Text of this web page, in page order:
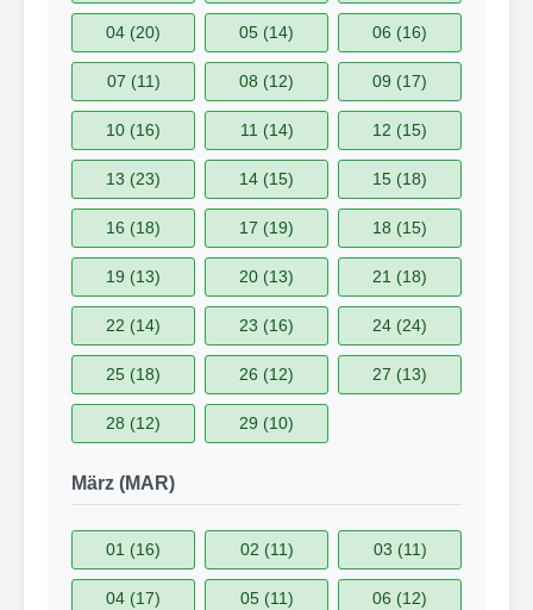
04 (20) 05 (14) 06 (16)
07 (11) 08 (12) 09 (17)
10 (16) 11 (14) 12 (15)
13 (23) 14 (15) 15 (18)
16 (18) 17 (19) 18 (15)
19 (13) 20 (13) 21 (18)
22 (14) 23 (16) 24 (24)
25 (18) 26 (12) 27 (13)
28 (12) 29 (10)
März (MAR)
01 (16) 02 (11) 03 (11)
04 (17) 05 (11) 06 (12)